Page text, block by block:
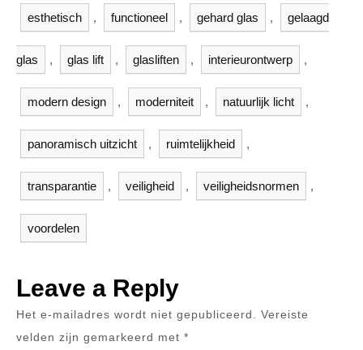
esthetisch , functioneel , gehard glas , gelaagd
glas , glas lift , glasliften , interieurontwerp ,
modern design , moderniteit , natuurlijk licht ,
panoramisch uitzicht , ruimtelijkheid ,
transparantie , veiligheid , veiligheidsnormen ,
voordelen
Leave a Reply
Het e-mailadres wordt niet gepubliceerd.
Vereiste
velden zijn gemarkeerd met *